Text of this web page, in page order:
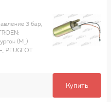
3 бар,
(M_)
PEUGEOT:
Купить